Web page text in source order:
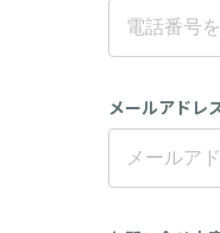
メールアドレ